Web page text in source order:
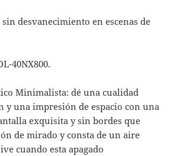
desvanecimiento en escenas de
40NX800.
Minimalista: dé una cualidad
y una impresión de espacio con una
exquisita y sin bordes que
de mirado y consta de un aire
cuando esta apagado